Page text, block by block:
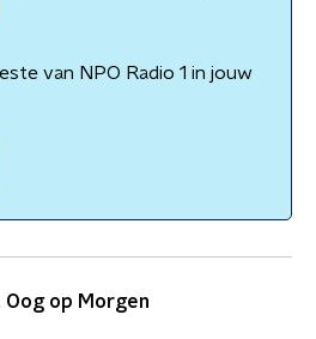
van NPO Radio 1 in jouw
Oog op Morgen